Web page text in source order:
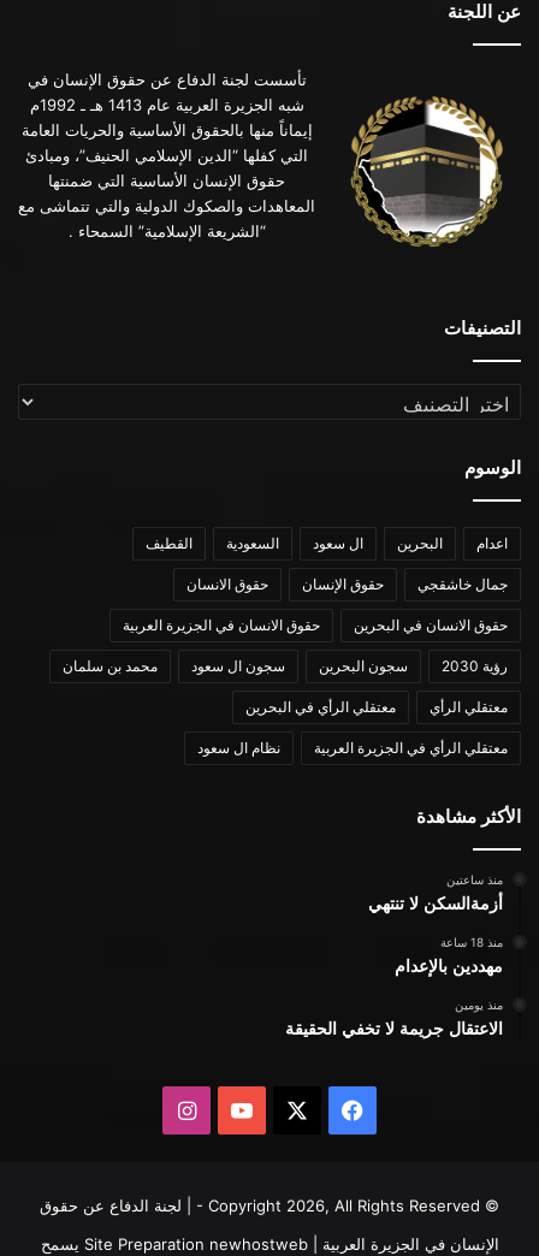
عن اللجنة
تأسست لجنة الدفاع عن حقوق الإنسان في
شبه الجزيرة العربية عام 1413 هـ ـ 1992م
إيماناً منها بالحقوق الأساسية والحريات العامة
التي كفلها “الدين الإسلامي الحنيف”، ومبادئ
حقوق الإنسان الأساسية التي ضمنتها
المعاهدات والصكوك الدولية والتي تتماشى مع
“الشريعة الإسلامية” السمحاء .
التصنيفات
التصنيفات
الوسوم
اعدام البحرين ال سعود السعودية القطيف
جمال خاشقجي حقوق الإنسان حقوق الانسان
حقوق الانسان في البحرين حقوق الانسان في الجزيرة العربية
رؤية 2030 سجون البحرين سجون ال سعود محمد بن سلمان
معتقلي الرأي معتقلي الرأي في البحرين
معتقلي الرأي في الجزيرة العربية نظام ال سعود
الأكثر مشاهدة
منذ ساعتين
أزمةالسكن لا تنتهي
منذ 18 ساعة
مهددين بالإعدام
منذ يومين
الاعتقال جريمة لا تخفي الحقيقة
فيسبوك يوتيوبانستقرام
© Copyright 2026, All Rights Reserved - | لجنة الدفاع عن حقوق
الإنسان في الجزيرة العربية | Site Preparationnewhostweb يسمح